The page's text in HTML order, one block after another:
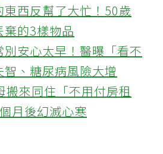
西反幫了大忙！50歲
的3樣物品
安心太早！醫曝「看不
、糖尿病風險大增
來同住「不用付房租
月後幻滅心寒